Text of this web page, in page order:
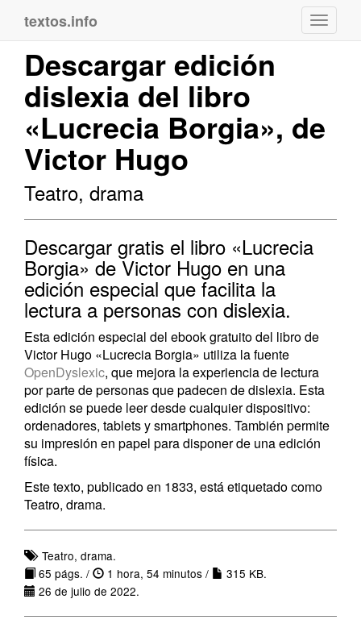
textos.info
Descargar edición
dislexia del libro
«Lucrecia Borgia», de
Victor Hugo
Teatro, drama
Descargar gratis el libro «Lucrecia
Borgia» de Victor Hugo en una
edición especial que facilita la
lectura a personas con dislexia.
Esta edición especial del ebook gratuito del libro de
Victor Hugo «Lucrecia Borgia» utiliza la fuente
OpenDyslexic, que mejora la experiencia de lectura
por parte de personas que padecen de dislexia. Esta
edición se puede leer desde cualquier dispositivo:
ordenadores, tablets y smartphones. También permite
su impresión en papel para disponer de una edición
física.
Este texto, publicado en 1833, está etiquetado como
Teatro, drama.
Teatro, drama.
65 págs. /
1 hora, 54 minutos /
315 KB.
26 de julio de 2022.